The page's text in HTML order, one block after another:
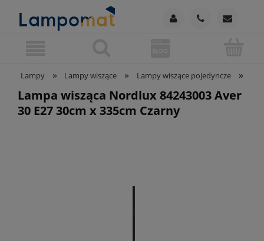
Lampy » Lampy wiszące » Lampy wiszące pojedyncze »
Lampa wisząca Nordlux 84243003 Aver
30 E27 30cm x 335cm Czarny